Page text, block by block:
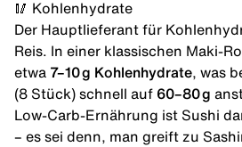
🥢 Kohlenhydrate
Der Hauptlieferant für
Reis. In einer klassischen Maki-
etwa 7–10 g Kohlenhydrate , was
(8 Stück) schnell auf 60–80 g
Low-Carb-Ernährung ist Sushi
– es sei denn, man greift zu